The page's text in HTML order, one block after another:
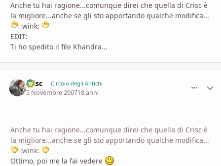
Anche tu hai ragione...comunque direi che quella di Crisc è
la migliore...anche se gli sto apportando qualche modifica...
:wink:
EDIT:
Ti ho spedito il file Khandra...
Crisc Circolo degli Antichi
5 Novembre 200718 anni
Anche tu hai ragione...comunque direi che quella di Crisc è
la migliore...anche se gli sto apportando qualche modifica...
:wink:
Ottimo, poi me la fai vedere